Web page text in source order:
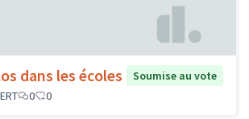
dans les écoles
Soumise au vote
0 0